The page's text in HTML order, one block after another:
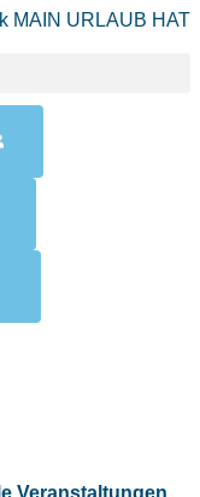
Veranstaltungen